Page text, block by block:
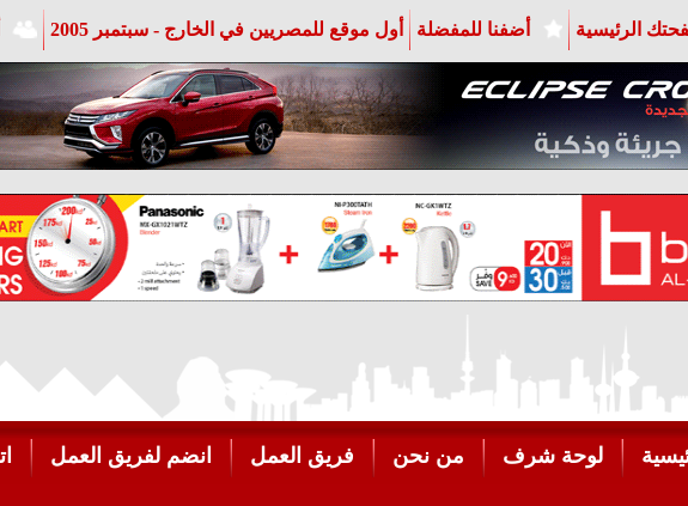
الرئيسية أضفنا للمفضلة أول موقع للمصريين في الخارج - سبتمبر 2005
لوحة شرف من نحن فريق العمل انضم لفريق العمل